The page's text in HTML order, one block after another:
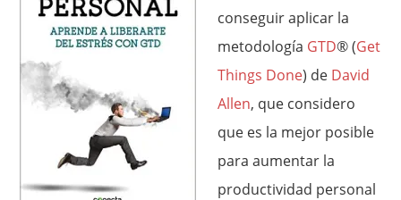
conseguir aplicar la
metodología GTD® (Get
Things Done) de David
Allen, que considero
que es la mejor posible
para aumentar la
productividad personal